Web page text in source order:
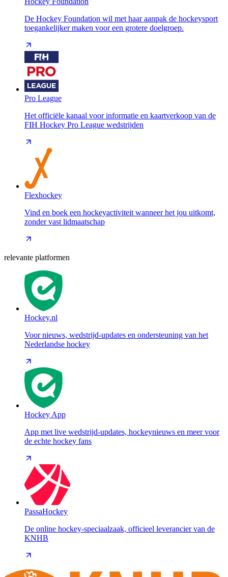
De Hockey Foundation wil met haar aanpak de hockeysport
toegankelijker maken voor een grotere doelgroep.
Pro League
Het officiële kanaal voor informatie en kaartverkoop van de
FIH Hockey Pro League wedstrijden
Flexhockey
Vind en boek een hockeyactiviteit wanneer het jou uitkomt,
zonder vast lidmaatschap
relevante platformen
Hockey.nl
Voor nieuws, wedstrijd-updates en ondersteuning van het
Nederlandse hockey
Hockey App
App met live wedstrijd-updates, hockeynieuws en meer voor
de echte hockey fans
PassaHockey
De online hockey-speciaalzaak, officieel leverancier van de
KNHB